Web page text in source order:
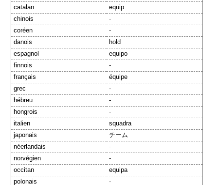
catalan
equip
chinois
-
coréen
-
danois
hold
espagnol
equipo
finnois
-
français
équipe
grec
-
hébreu
-
hongrois
-
italien
squadra
japonais
チーム
néerlandais
-
norvégien
-
occitan
equipa
polonais
-